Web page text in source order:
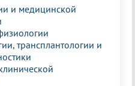
и медицинской
трансплантологии и